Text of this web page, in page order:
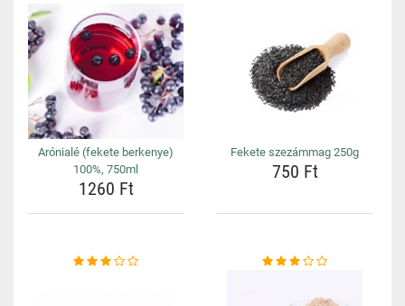
Arónialé (fekete berkenye)
100%, 750ml
1260 Ft
Fekete szezámmag 250g
750 Ft